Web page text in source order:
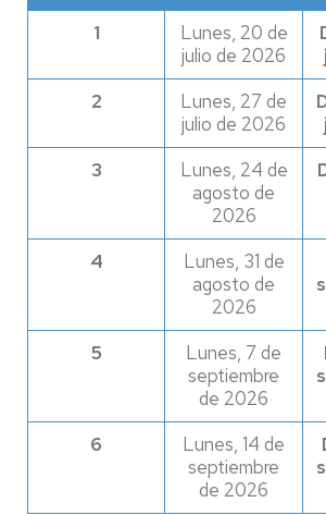
1
Lunes, 20 de
julio de 2026
2
Lunes, 27 de
julio de 2026
3
Lunes, 24 de
agosto de
2026
4
Lunes, 31 de
agosto de
2026
5
Lunes, 7 de
septiembre
de 2026
6
Lunes, 14 de
septiembre
de 2026